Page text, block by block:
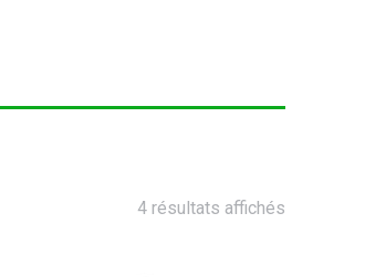
4 résultats affichés